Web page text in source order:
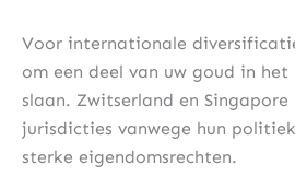
Voor internationale
om een deel van uw goud in
slaan. Zwitserland en
jurisdicties vanwege hun
sterke eigendomsrechten.